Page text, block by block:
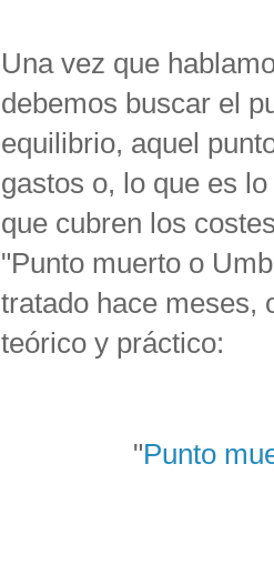
Una vez que
debemos buscar el
equilibrio, aquel
gastos o, lo que es
que cubren los
"Punto muerto o
tratado hace meses,
teórico y práctico:
"Punto